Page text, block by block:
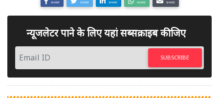
SHARE SHARE SHARE SHARE SHARE
न्यूजलेटर पाने के लिए यहां सब्सक्राइब कीजिए
SUBSCRIBE